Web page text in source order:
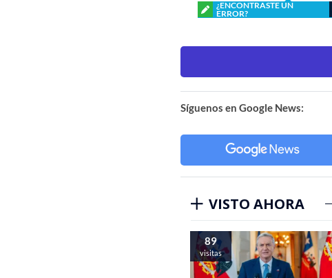
¿ENCONTRASTE UN
ERROR?
Síguenos en Google News:
VISTO AHORA
89
visitas